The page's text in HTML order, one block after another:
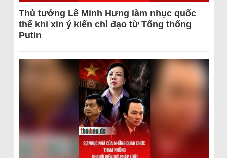
Thủ tướng Lê Minh Hưng làm nhục quốc
thể khi xin ý kiến chỉ đạo từ Tổng thống
Putin